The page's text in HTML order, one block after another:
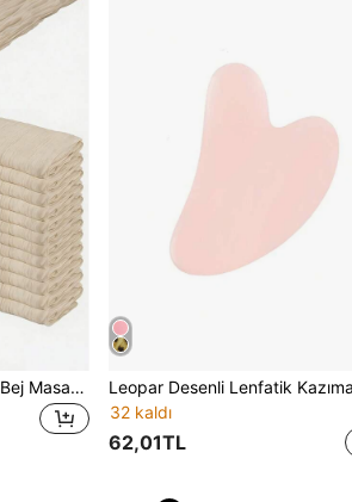
Bej Pileli Masa Koşucusu, Bej Masa Örtüsü, Doğum Günü Parti Malzemeleri, Doğum Günü Dekorasyonları, Düğün İçin Açık Kahverengi Şeffaf Kumaş, Parti Masa Orta Dekor Koşucusu, Düğün Hediyelikleri, Rustik Düğün İçin Düz Renk Masa Koşucusu, Boho Şık
32 kaldı
62,01TL